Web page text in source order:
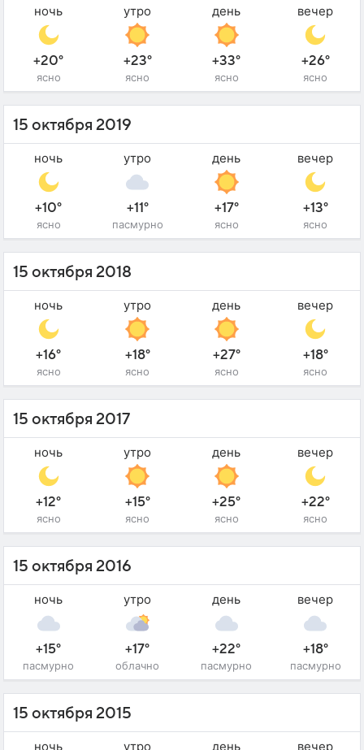
ночь
+20°
ясно
утро
+23°
ясно
день
+33°
ясно
вечер
+26°
ясно
15 октября 2019
ночь
+10°
ясно
утро
+11°
пасмурно
день
+17°
ясно
вечер
+13°
ясно
15 октября 2018
ночь
+16°
ясно
утро
+18°
ясно
день
+27°
ясно
вечер
+18°
ясно
15 октября 2017
ночь
+12°
ясно
утро
+15°
ясно
день
+25°
ясно
вечер
+22°
ясно
15 октября 2016
ночь
+15°
пасмурно
утро
+17°
облачно
день
+22°
пасмурно
вечер
+18°
пасмурно
15 октября 2015
ночь утро день вечер